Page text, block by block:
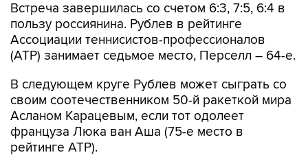
Встреча завершилась со счетом 6:3, 7:5, 6:4 в
пользу россиянина. Рублев в рейтинге
Ассоциации теннисистов-профессионалов
(ATP) занимает седьмое место, Перселл – 64-е.
В следующем круге Рублев может сыграть со
своим соотечественником 50-й ракеткой мира
Асланом Карацевым, если тот одолеет
француза Люка ван Аша (75-е место в
рейтинге ATP).